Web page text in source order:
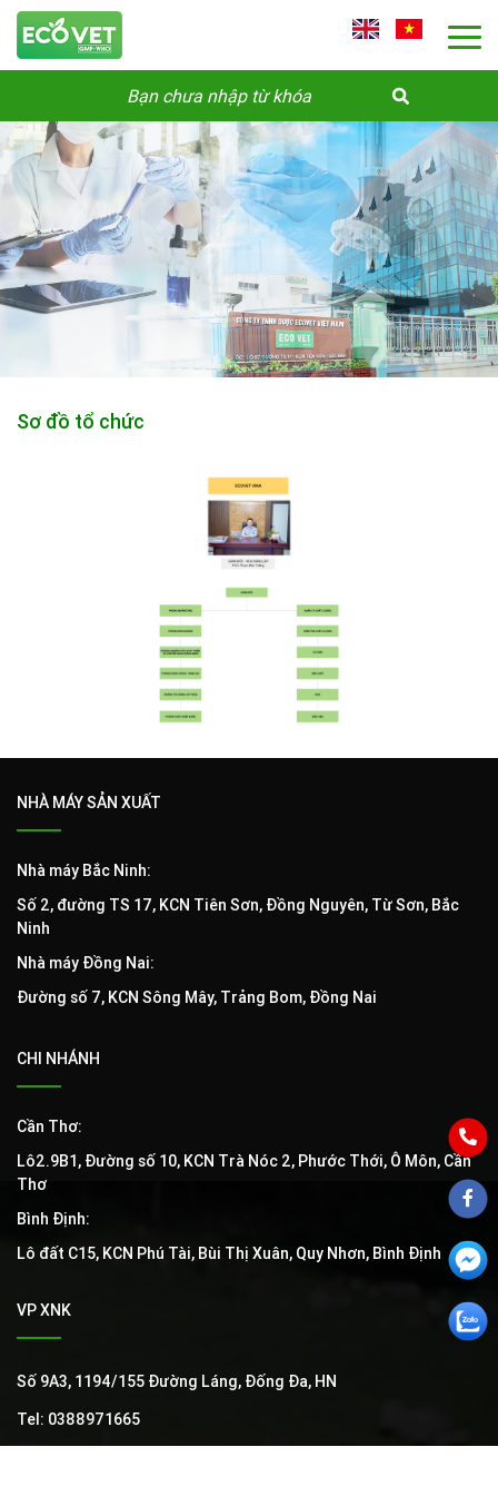
Sơ đồ tổ chức
NHÀ MÁY SẢN XUẤT
Nhà máy Bắc Ninh:
Số 2, đường TS 17, KCN Tiên Sơn, Đồng Nguyên, Từ Sơn, Bắc
Ninh
Nhà máy Đồng Nai:
Đường số 7, KCN Sông Mây, Trảng Bom, Đồng Nai
CHI NHÁNH
Cần Thơ:
Lô2.9B1, Đường số 10, KCN Trà Nóc 2, Phước Thới, Ô Môn, Cần
Thơ
Bình Định:
Lô đất C15, KCN Phú Tài, Bùi Thị Xuân, Quy Nhơn, Bình Định
VP XNK
Số 9A3, 1194/155 Đường Láng, Đống Đa, HN
Tel: 0388971665